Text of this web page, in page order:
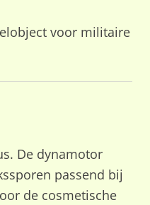
voor militaire
De dynamotor
passend bij
de cosmetische